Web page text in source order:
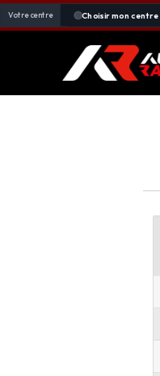
Votre centre Choisir mon centre